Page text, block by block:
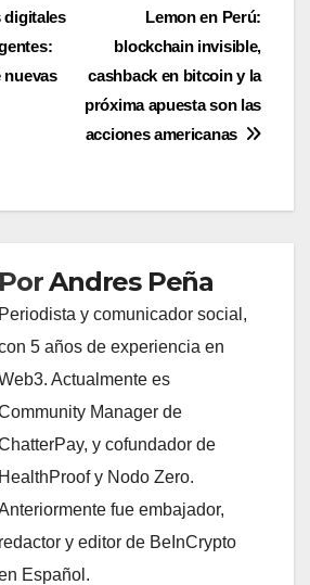
Lemon en Perú:
blockchain invisible,
cashback en bitcoin y la
próxima apuesta son las
acciones americanas
digitales
nuevas
PorAndres Peña
Periodista y comunicador social,
5 años de experiencia en
Actualmente es
Manager de
y cofundador de
HealthProof y Nodo Zero.
fue embajador,
redactor y editor de BeInCrypto
Español.